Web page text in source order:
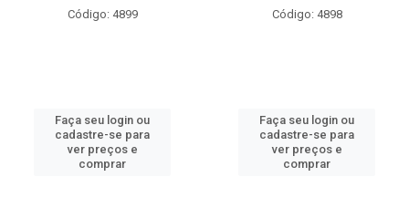
Código: 4899
Faça seu login ou
cadastre-se para
ver preços e
comprar
Código: 4898
Faça seu login ou
cadastre-se para
ver preços e
comprar